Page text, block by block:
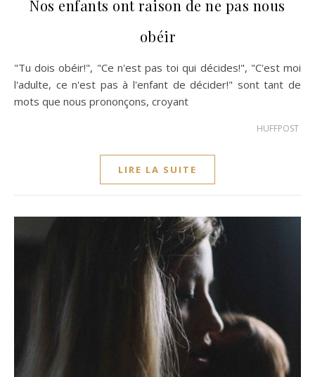
Nos enfants ont raison de ne pas nous
obéir
"Tu dois obéir!", "Ce n'est pas toi qui décides!", "C'est moi
l'adulte, ce n'est pas à l'enfant de décider!" sont tant de
mots que nous prononçons, croyant
HUFFPOST
LIRE LA SUITE